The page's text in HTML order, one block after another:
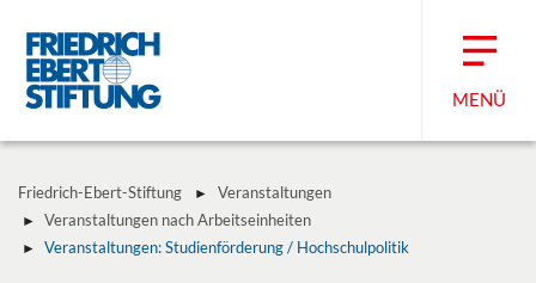
MENÜ
Friedrich-Ebert-Stiftung
Veranstaltungen
Veranstaltungen nach Arbeitseinheiten
Veranstaltungen: Studienförderung / Hochschulpolitik